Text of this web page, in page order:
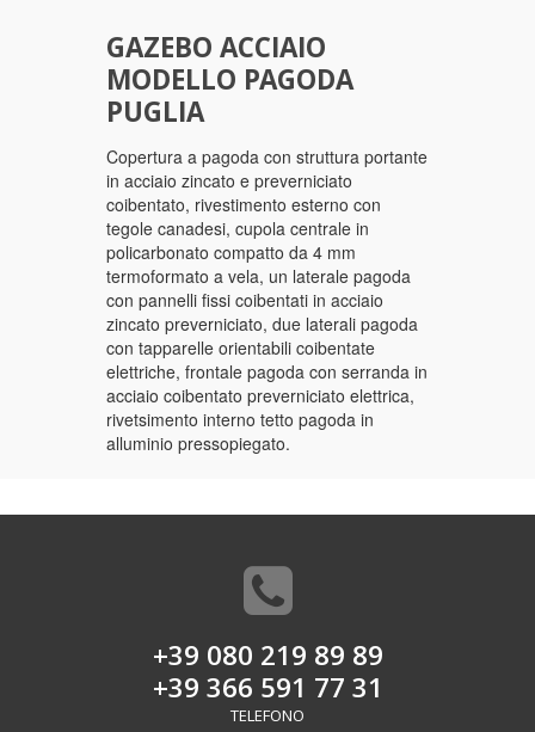
GAZEBO ACCIAIO
MODELLO PAGODA
PUGLIA
Copertura a pagoda con struttura portante
in acciaio zincato e preverniciato
coibentato, rivestimento esterno con
tegole canadesi, cupola centrale in
policarbonato compatto da 4 mm
termoformato a vela, un laterale pagoda
con pannelli fissi coibentati in acciaio
zincato preverniciato, due laterali pagoda
con tapparelle orientabili coibentate
elettriche, frontale pagoda con serranda in
acciaio coibentato preverniciato elettrica,
rivetsimento interno tetto pagoda in
alluminio pressopiegato.
+39 080 219 89 89
+39 366 591 77 31
TELEFONO